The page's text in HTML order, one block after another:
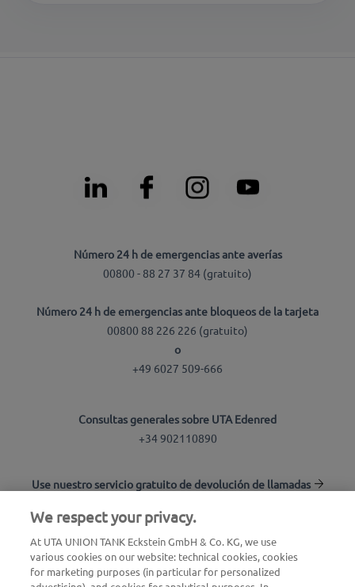
Número 24 h de emergencias ante averías
00800 - 88 27 37 84 (gratuito)
Número 24 h de emergencias ante bloqueos de la tarjeta
00800 88 226 226 (gratuito)
o
+49 6027 509-666
Consultas generales sobre UTA Edenred
+34 902110890
Use nuestro servicio gratuito de devolución de llamadas
Buscador de estaciones
Inicio de sesión en el área de clientes
We respect your privacy.
At UTA UNION TANK Eckstein GmbH & Co. KG, we use
various cookies on our website: technical cookies, cookies
for marketing purposes (in particular for personalized